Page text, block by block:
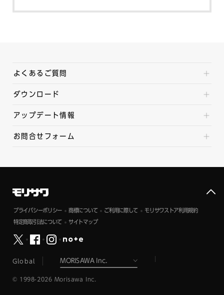
よくあるご質問
ダウンロード
アップデート情報
お問合せフォーム
プライバシーポリシー 商標について ご利用に際して モリサワストア利用規約
特定商取引法について サイトマップ
Global
© 1998-2026 Morisawa Inc.